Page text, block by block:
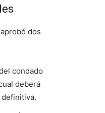
dos
condado
deberá